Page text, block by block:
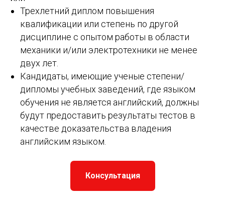
Трехлетний диплом повышения
квалификации или степень по другой
дисциплине с опытом работы в области
механики и/или электротехники не менее
двух лет.
Кандидаты, имеющие ученые степени/
дипломы учебных заведений, где языком
обучения не является английский, должны
будут предоставить результаты тестов в
качестве доказательства владения
английским языком.
Консультация